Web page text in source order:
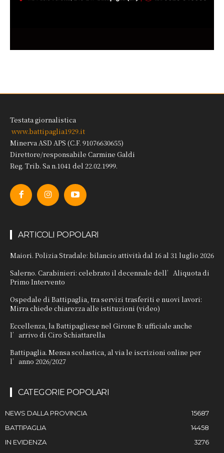
Testata giornalistica
www.battipaglia1929.it
Minerva ASD APS (C.F. 91076630655)
Direttore/responsabile Carmine Galdi
Reg. Trib. Sa n.1041 del 22.02.1999.
ARTICOLI POPOLARI
Maiori. Polizia Stradale: bilancio attività dal 16 al 31 luglio 2026
Salerno. Carabinieri: celebrato il decennale dell’Aliquota di
Primo Intervento
Ospedale di Battipaglia, tra servizi trasferiti e nuovi lavori:
Mirra chiede chiarezza alle istituzioni (video)
Eccellenza, la Battipagliese nel Girone B: ufficiale anche
l’arrivo di Ciro Schiattarella
Battipaglia. Mensa scolastica, al via le iscrizioni online per
l’anno 2026/2027
CATEGORIE POPOLARI
NEWS DALLA PROVINCIA
15687
BATTIPAGLIA
14458
IN EVIDENZA
3276